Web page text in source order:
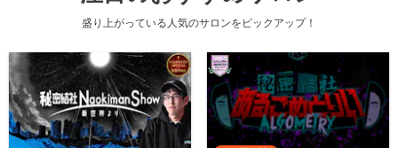
盛り上がっている人気のサロンをピックアップ！